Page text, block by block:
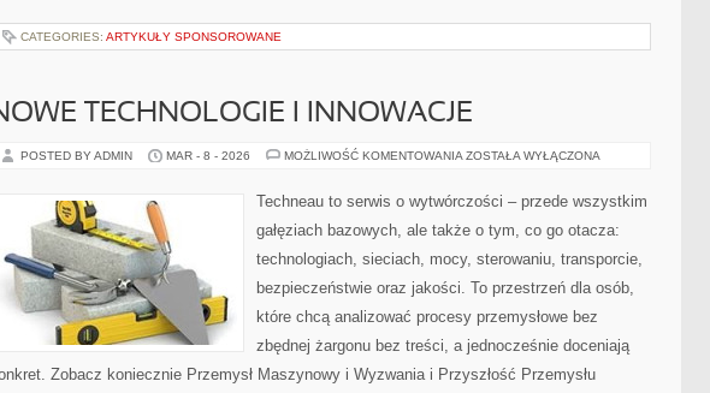
CATEGORIES: ARTYKUŁY SPONSOROWANE
TECHNOLOGIE I INNOWACJE
POSTED BY ADMIN MAR - 8 - 2026 MOŻLIWOŚĆ KOMENTOWANIA NOWE
INNOWACJE
ZOSTAŁA WYŁĄCZONA
Techneau to serwis o wytwórczości – przede wszystkim
gałęziach bazowych, ale także o tym, co go otacza:
technologiach, sieciach, mocy, sterowaniu, transporcie,
bezpieczeństwie oraz jakości. To przestrzeń dla osób,
które chcą analizować procesy przemysłowe bez
zbędnej żargonu bez treści, a jednocześnie doceniają
Zobacz koniecznie Przemysł Maszynowy i Wyzwania i Przyszłość Przemysłu